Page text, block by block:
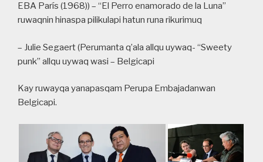
EBA París (1968)) – “El Perro enamorado de la Luna”
ruwaqnin hinaspa pilikulapi hatun runa rikurimuq
– Julie Segaert (Perumanta q’ala allqu uywaq- “Sweety
punk” allqu uywaq wasi – Belgicapi
Kay ruwayqa yanapasqam Perupa Embajadanwan
Belgicapi.